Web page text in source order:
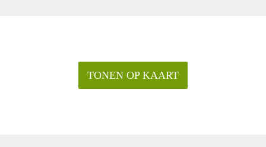
TONEN OP KAART